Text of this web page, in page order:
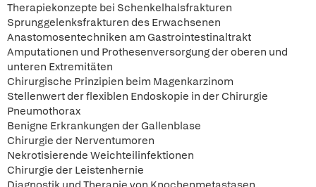
Therapiekonzepte bei Schenkelhalsfrakturen
Sprunggelenksfrakturen des Erwachsenen
Anastomosentechniken am Gastrointestinaltrakt
Amputationen und Prothesenversorgung der oberen und
unteren Extremitäten
Chirurgische Prinzipien beim Magenkarzinom
Stellenwert der flexiblen Endoskopie in der Chirurgie
Pneumothorax
Benigne Erkrankungen der Gallenblase
Chirurgie der Nerventumoren
Nekrotisierende Weichteilinfektionen
Chirurgie der Leistenhernie